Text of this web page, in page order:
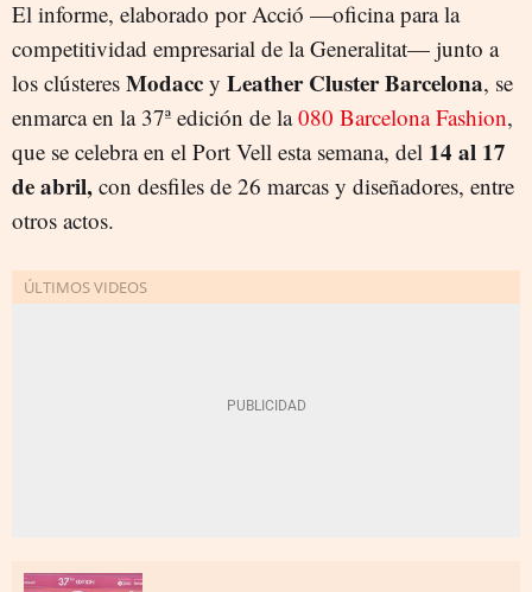
El informe, elaborado por Acció —oficina para la
competitividad empresarial de la Generalitat— junto a
los clústeres Modacc y Leather Cluster Barcelona, se
enmarca en la 37ª edición de la080 Barcelona Fashion,
que se celebra en el Port Vell esta semana, del 14 al 17
de abril, con desfiles de 26 marcas y diseñadores, entre
otros actos.